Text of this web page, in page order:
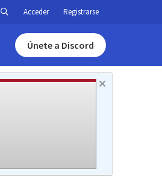
Acceder Registrarse
Únete a Discord